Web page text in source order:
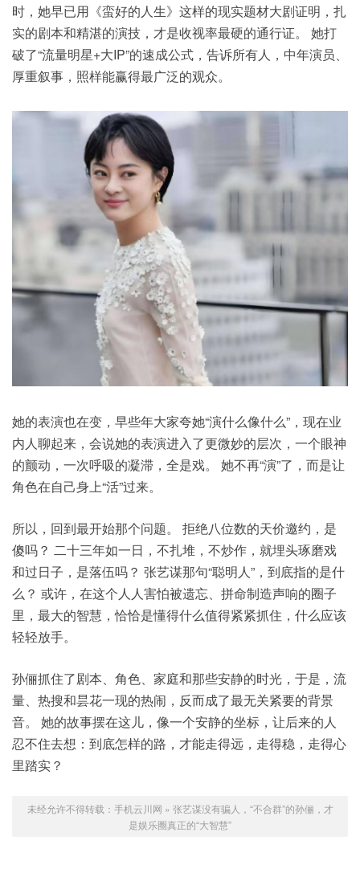
时，她早已用《蛮好的人生》这样的现实题材大剧证明，扎
实的剧本和精湛的演技 ，才是收视率最硬的通行证。 她打
破了“流量明星+大IP”的速成公式，告诉所有人，中年演员、
厚重叙事，照样能赢得最广泛的观众。
她的表演也在变，早些年大家夸她“演什么像什么”，现在业
内人聊起来，会说她的表演进入了更微妙的层次，一个眼神
的颤动，一次呼吸的凝滞，全是戏。 她不再“演”了，而是让
角色在自己身上“活”过来。
所以，回到最开始那个问题。 拒绝八位数的天价邀约，是
傻吗？ 二十三年如一日，不扎堆，不炒作，就埋头琢磨戏
和过日子，是落伍吗？ 张艺谋那句“聪明人”，到底指的是什
么？ 或许，在这个人人害怕被遗忘、拼命制造声响的圈子
里，最大的智慧，恰恰是懂得什么值得紧紧抓住，什么应该
轻轻放手。
孙俪抓住了剧本、角色、家庭和那些安静的时光，于是，流
量、热搜和昙花一现的热闹，反而成了最无关紧要的背景
音。 她的故事摆在这儿，像一个安静的坐标，让后来的人
忍不住去想：到底怎样的路，才能走得远，走得稳，走得心
里踏实？
未经允许不得转载： 手机云川网 » 张艺谋没有骗人，“不合群”的孙俪，才
是娱乐圈真正的“大智慧”